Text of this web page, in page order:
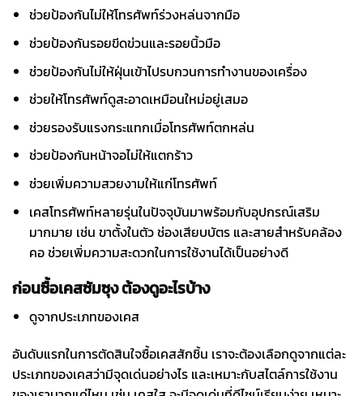
ช่วยป้องกันไม่ให้โทรศัพท์ร่วงหล่นจากมือ
ช่วยป้องกันรอยขีดข่วนและรอยนิ้วมือ
ช่วยป้องกันไม่ให้ฝุ่นเข้าไปรบกวนการทำงานของเครื่อง
ช่วยให้โทรศัพท์ดูสะอาดเหมือนใหม่อยู่เสมอ
ช่วยรองรับแรงกระแทกเมื่อโทรศัพท์ตกหล่น
ช่วยป้องกันหน้าจอไม่ให้แตกร้าว
ช่วยเพิ่มความสวยงามให้แก่โทรศัพท์
เคสโทรศัพท์หลายรุ่นในปัจจุบันมาพร้อมกับอุปกรณ์เสริม
มากมาย เช่น ขาตั้งในตัว ช่องเสียบบัตร และสายสำหรับคล้อง
คอ ช่วยเพิ่มความสะดวกในการใช้งานได้เป็นอย่างดี
ก่อนซื้อเคสซัมซุงต้องดูอะไรบ้าง
ดูจากประเภทของเคส
อันดับแรกในการตัดสินใจซื้อเคสสักชิ้น เราจะต้องเลือกดูจากแต่ละ
ประเภทของเคสว่ามีจุดเด่นอย่างไร และเหมาะกับสไตล์การใช้งาน